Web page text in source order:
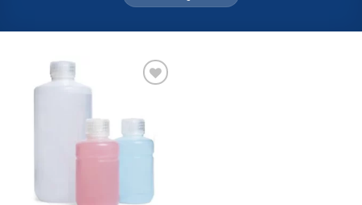
wishlist